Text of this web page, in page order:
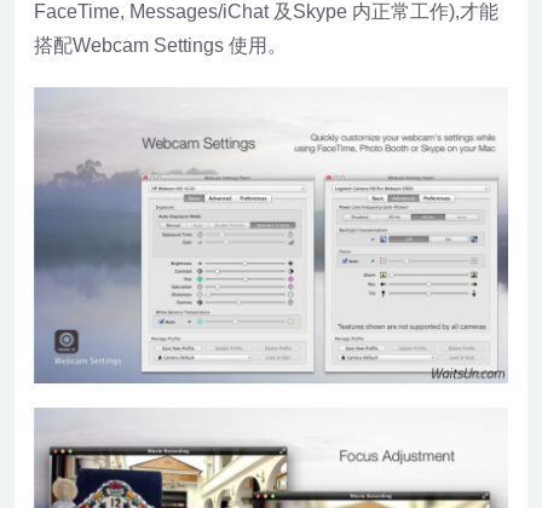
FaceTime, Messages/iChat 及Skype 内正常工作),才能
搭配Webcam Settings 使用。